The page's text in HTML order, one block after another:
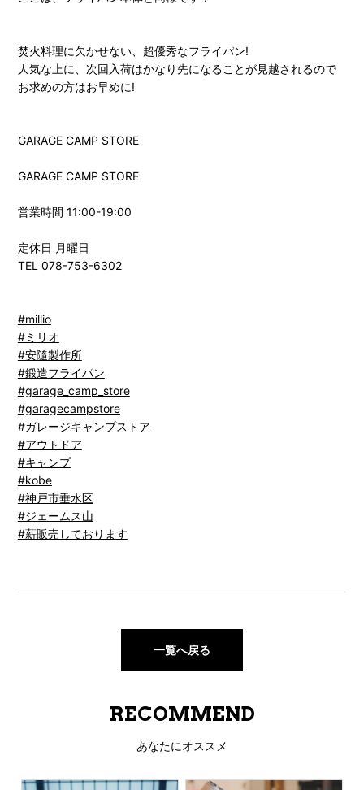
焚火料理に欠かせない、超優秀なフライパン!
人気な上に、次回入荷はかなり先になることが見越されるので
お求めの方はお早めに!
GARAGE CAMP STORE
GARAGE CAMP STORE
営業時間 11:00-19:00
定休日 月曜日
TEL 078-753-6302
#millio
#ミリオ
#安隨製作所
#鍛造フライパン
#garage_camp_store
#garagecampstore
#ガレージキャンプストア
#アウトドア
#キャンプ
#kobe
#神戸市垂水区
#ジェームス山
#薪販売しております
一覧へ戻る
RECOMMEND
あなたにオススメ